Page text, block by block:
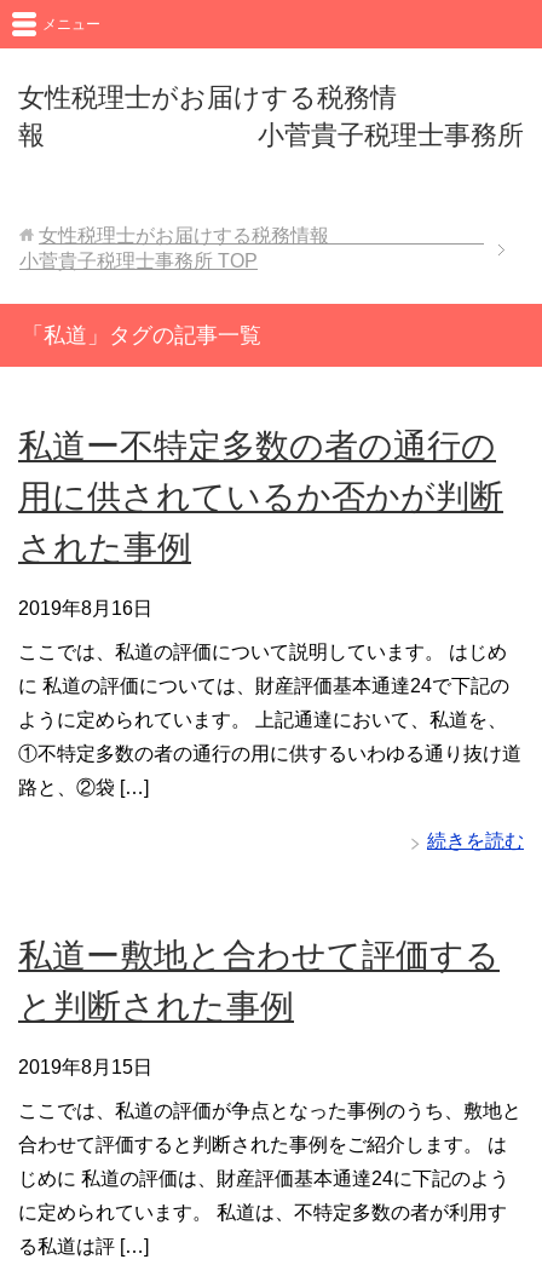
女性税理士がお届けする税務情
報 小菅貴子税理士事務所
メニュー
女性税理士がお届けする税務情報
小菅貴子税理士事務所 TOP
「私道」タグの記事一覧
私道ー不特定多数の者の通行の
用に供されているか否かが判断
された事例
2019年8月16日
ここでは、私道の評価について説明しています。 はじめ
に 私道の評価については、財産評価基本通達24で下記の
ように定められています。 上記通達において、私道を、
①不特定多数の者の通行の用に供するいわゆる通り抜け道
路と、②袋 […]
続きを読む
私道ー敷地と合わせて評価する
と判断された事例
2019年8月15日
ここでは、私道の評価が争点となった事例のうち、敷地と
合わせて評価すると判断された事例をご紹介します。 は
じめに 私道の評価は、財産評価基本通達24に下記のよう
に定められています。 私道は、不特定多数の者が利用す
る私道は評 […]